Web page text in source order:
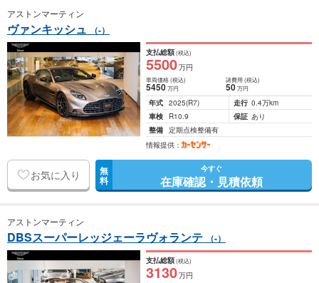
アストンマーティン
ヴァンキッシュ （-）
支払総額(税込)
5500万円
車両価格(税込)
5450万円
諸費用 (税込)
50 万円
年式 2025(R7) 走行 0.4万km
車検
R10.9 保証 あり
整備 定期点検整備有
情報提供：
お気に入り 無
料
今すぐ
在庫確認・見積依頼
アストンマーティン
DBSスーパーレッジェーラヴォランテ （-）
支払総額(税込)
3130万円